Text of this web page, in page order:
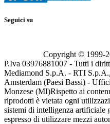
Seguici su
Copyright © 1999-
P.Iva 03976881007 - Tutti i
Mediamond S.p.A. - RTI
Amsterdam (Paesi Bassi) -
Monzese (MI)Rispetto ai
riprodotti è vietata ogni
sistemi di intelligenza artificiale
espresso di utilizzare mezzi